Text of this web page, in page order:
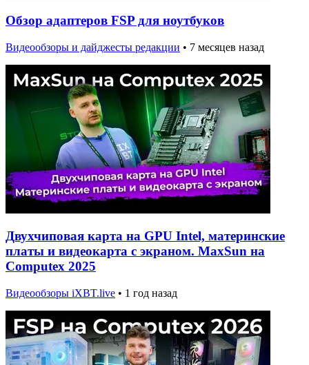
Обзор адаптеров FSP для ноутбуков
Видеообзоры и дайджесты редакции • 7 месяцев назад
Двухчиповая карта на GPU Intel, материнские
платы и видеокарта с экраном. MaxSun на
Computex 2025
Видеообзоры iXBT.live • 1 год назад